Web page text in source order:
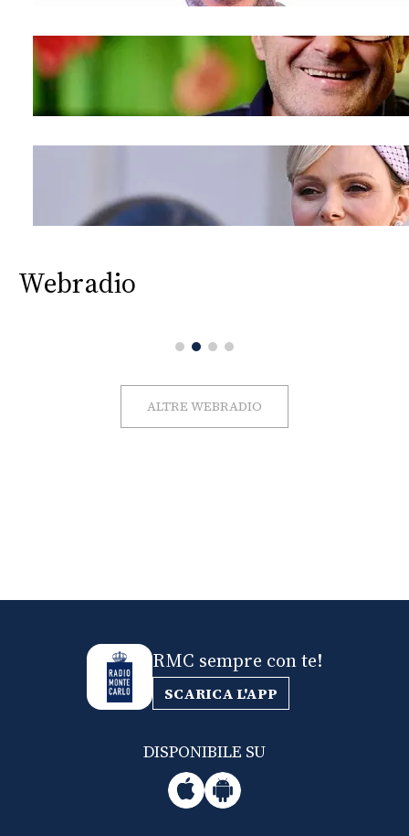
Webradio
ALTRE WEBRADIO
RMC sempre con te!
SCARICA L'APP
DISPONIBILE SU